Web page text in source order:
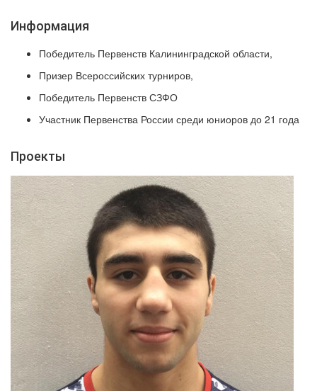
Информация
Победитель Первенств Калининградской области,
Призер Всероссийских турниров,
Победитель Первенств СЗФО
Участник Первенства России среди юниоров до 21 года
Проекты